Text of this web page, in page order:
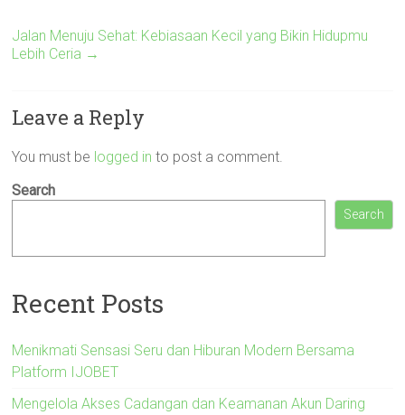
Jalan Menuju Sehat: Kebiasaan Kecil yang Bikin Hidupmu
Lebih Ceria →
Leave a Reply
You must be logged in to post a comment.
Search
Search
Recent Posts
Menikmati Sensasi Seru dan Hiburan Modern Bersama
Platform IJOBET
Mengelola Akses Cadangan dan Keamanan Akun Daring